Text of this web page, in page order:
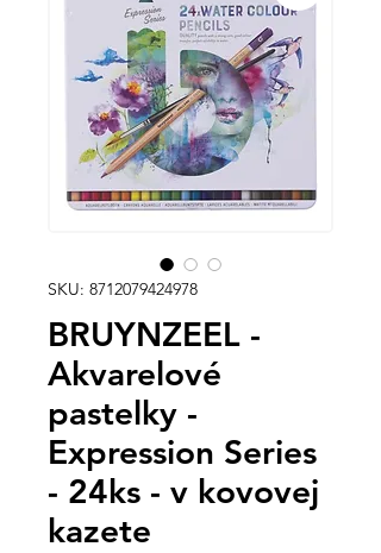
SKU: 8712079424978
BRUYNZEEL -
Akvarelové
pastelky -
Expression Series
- 24ks - v kovovej
kazete